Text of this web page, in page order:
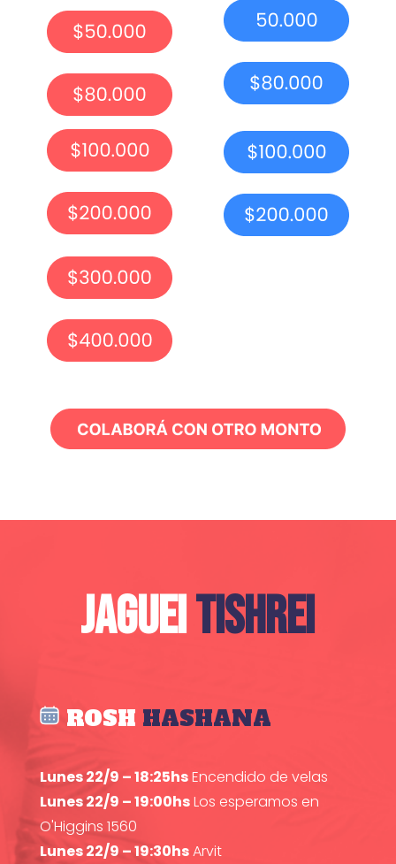
JAGUEITISHREI
ROSH HASHANA
Lunes 22/9 – 18:25hsEncendido de velas
Lunes 22/9 – 19:00hsLos esperamos en
O'Higgins 1560
Lunes 22/9 – 19:30hsArvit